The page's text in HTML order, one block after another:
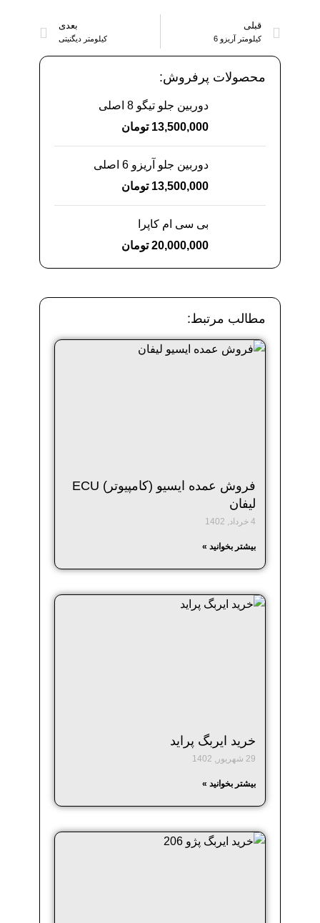
قبلی
کیلومتر آریزو 6
بعدی
کیلومتر دیگنیتی
محصولات پرفروش:
دوربین جلو تیگو 8 اصلی
13,500,000 تومان
دوربین جلو آریزو 6 اصلی
13,500,000 تومان
بی سی ام کاپرا
20,000,000 تومان
مطالب مرتبط:
فروش عمده ایسیو (کامپیوتر) ECU
لیفان
4 خرداد, 1402
بیشتر بخوانید »
خرید ایربگ پراید
29 شهریور, 1402
بیشتر بخوانید »